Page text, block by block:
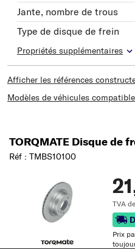
Jante, nombre de trous
Type de disque de frein
Propriétés supplémentaires
Afficher les références
Modèles de véhicules
TORQMATE Disque de
Réf : TMBS10100
TVA
Prix